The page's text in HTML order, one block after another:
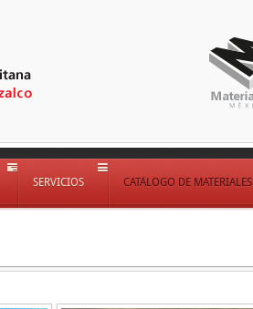
SERVICIOS CATÁLOGO DE MATERIALES